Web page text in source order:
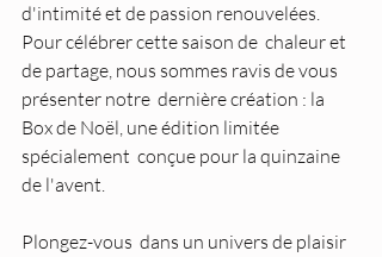
d'intimité et de passion renouvelées.
Pour célébrer cette saison de  chaleur et
de partage, nous sommes ravis de vous
présenter notre  dernière création : la
Box de Noël, une édition limitée
spécialement  conçue pour la quinzaine
de l'avent.
Plongez-vous  dans un univers de plaisir